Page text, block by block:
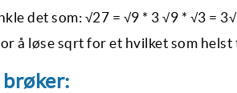
det som: √27 = √9 * 3 √9 * √3
å løse sqrt for et hvilket som helst